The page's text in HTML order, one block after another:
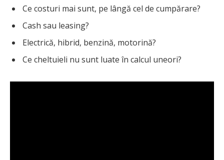
Ce costuri mai sunt, pe lângă cel de cumpărare?
Cash sau leasing?
Electrică, hibrid, benzină, motorină?
Ce cheltuieli nu sunt luate în calcul uneori?